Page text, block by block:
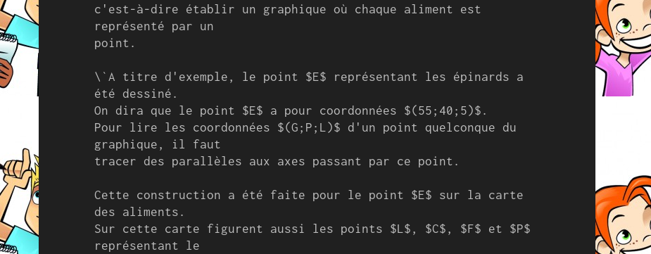
c'est-à-dire établir un graphique où chaque aliment est
représenté par un
point.
\`A titre d'exemple, le point $E$ représentant les épinards a
été dessiné.
On dira que le point $E$ a pour coordonnées $(55;40;5)$.
Pour lire les coordonnées $(G;P;L)$ d'un point quelconque du
graphique, il faut
tracer des parallèles aux axes passant par ce point.
Cette construction a été faite pour le point $E$ sur la carte
des aliments.
Sur cette carte figurent aussi les points $L$, $C$, $F$ et $P$
représentant le